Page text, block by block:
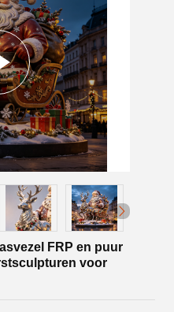
FRP en puur
voor